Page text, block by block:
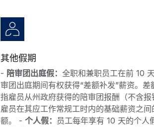
其他假期
- 陪审团出庭假： 全职和兼职员工在前 10
审团出庭期间有权获得“差额补发”薪资。差
指雇员从州政府获得的陪审团报酬（不含报
雇员在其应工作常规工时内的基础薪资之间
额。 - 个人假： 员工每年享有 10 天的个人